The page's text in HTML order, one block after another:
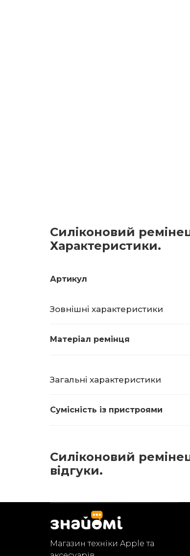
Силіконовий
Характеристики.
Артикул
Зовнішні характеристики
Матеріал ремінця
Загальні характеристики
Сумісність із пристроями
Силіконовий
відгуки.
Магазин техніки Apple та